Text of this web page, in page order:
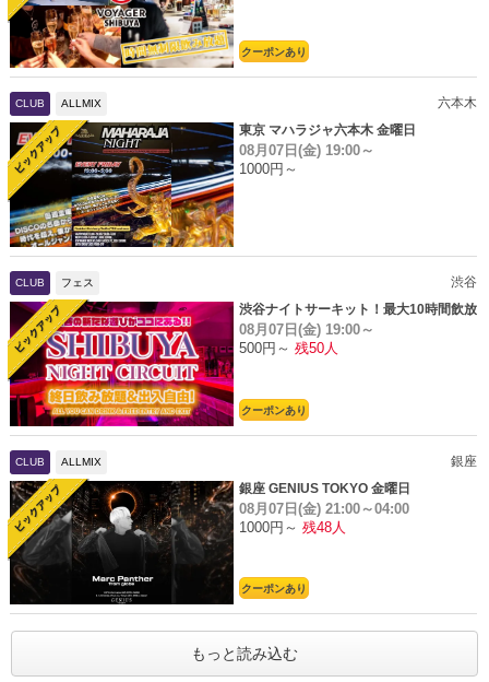
クーポンあり
CLUB ALLMIX
六本木
東京 マハラジャ六本木 金曜日
08月07日(金) 19:00～
1000円～
CLUB フェス
渋谷
渋谷ナイトサーキット！最大10時間飲放
題
08月07日(金) 19:00～
500円～ 残50人
クーポンあり
CLUB ALLMIX
銀座
銀座 GENIUS TOKYO 金曜日
08月07日(金) 21:00～04:00
1000円～ 残48人
クーポンあり
もっと読み込む